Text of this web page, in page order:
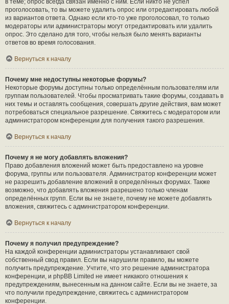
в теме; опрос всегда связан именно с ним. Если никто не успел
проголосовать, то вы можете удалить опрос или отредактировать любой
из вариантов ответа. Однако если кто-то уже проголосовал, то только
модераторы или администраторы могут отредактировать или удалить
опрос. Это сделано для того, чтобы нельзя было менять варианты
ответов во время голосования.
Вернуться к началу
Почему мне недоступны некоторые форумы?
Некоторые форумы доступны только определённым пользователям или
группам пользователей. Чтобы просматривать такие форумы, создавать в
них темы и оставлять сообщения, совершать другие действия, вам может
потребоваться специальное разрешение. Свяжитесь с модератором или
администратором конференции для получения такого разрешения.
Вернуться к началу
Почему я не могу добавлять вложения?
Право добавления вложений может быть предоставлено на уровне
форума, группы или пользователя. Администратор конференции может
не разрешить добавление вложений в определённых форумах. Также
возможно, что добавлять вложения разрешено только членам
определённых групп. Если вы не знаете, почему не можете добавлять
вложения, свяжитесь с администратором конференции.
Вернуться к началу
Почему я получил предупреждение?
На каждой конференции администраторы устанавливают свой
собственный свод правил. Если вы нарушили правило, вы можете
получить предупреждение. Учтите, что это решение администратора
конференции, и phpBB Limited не имеет никакого отношения к
предупреждениям, вынесенным на данном сайте. Если вы не знаете, за
что получили предупреждение, свяжитесь с администратором
конференции.